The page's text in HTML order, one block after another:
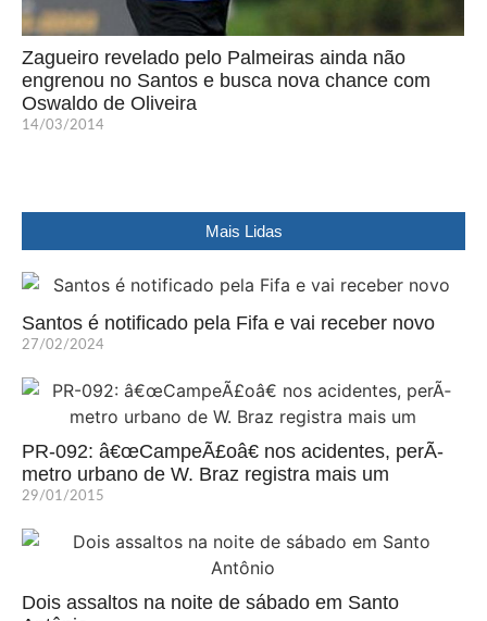
Zagueiro revelado pelo Palmeiras ainda não
engrenou no Santos e busca nova chance com
Oswaldo de Oliveira
14/03/2014
Mais Lidas
Santos é notificado pela Fifa e vai receber novo
27/02/2024
PR-092: â€œCampeÃ£oâ€ nos acidentes, perÃ­
metro urbano de W. Braz registra mais um
29/01/2015
Dois assaltos na noite de sábado em Santo